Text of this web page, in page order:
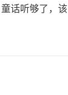
话听够了，该